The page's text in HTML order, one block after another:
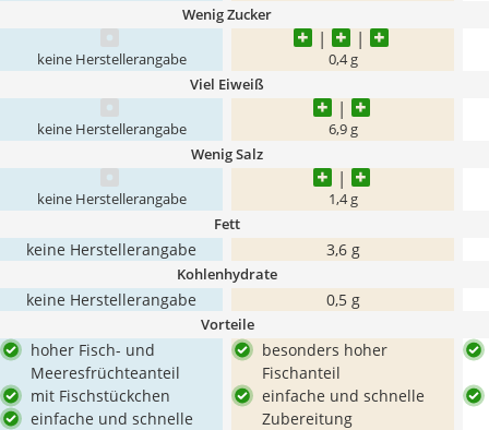
Wenig Zucker
keine Herstellerangabe 0,4 g
Viel Eiweiß
keine Herstellerangabe 6,9 g
Wenig Salz
keine Herstellerangabe 1,4 g
Fett
keine Herstellerangabe 3,6 g
Kohlenhydrate
keine Herstellerangabe 0,5 g
Vorteile
hoher Fisch- und
Meeresfrüchteanteil
mit Fischstückchen
einfache und schnelle
besonders hoher
Fischanteil
einfache und schnelle
Zubereitung